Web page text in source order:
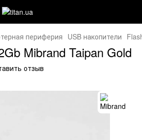
периферия USB накопители
Mibrand Taipan Gold
отзыв